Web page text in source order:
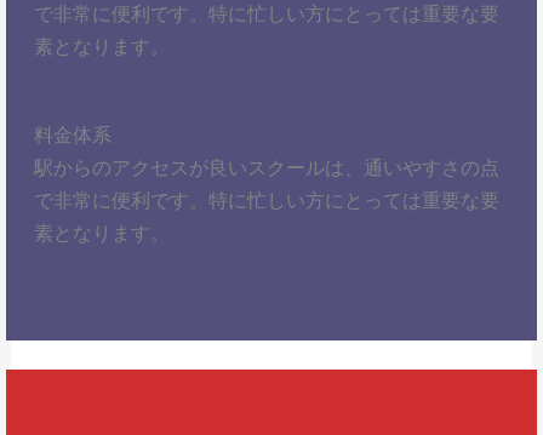
で非常に便利です。特に忙しい方にとっては重要な要
素となります。
料金体系
駅からのアクセスが良いスクールは、通いやすさの点
で非常に便利です。特に忙しい方にとっては重要な要
素となります。